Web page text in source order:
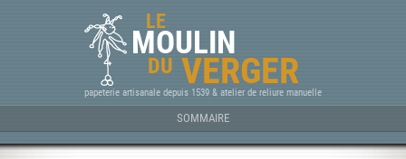
LE
MOULIN
DU VERGER
papeterie artisanale depuis 1539 & atelier de reliure manuelle
SOMMAIRE